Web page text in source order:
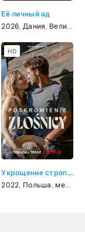
,фэнтези ,
Её личный ад
2026 Дания Великобритания
,семейный,фэнтези
Укрощение строптивой
2022 Польша мелодрама
HD